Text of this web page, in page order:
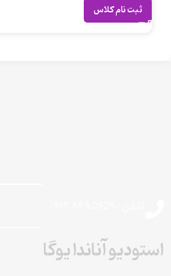
ثبت نام کلاس
استودیو آناندا یوگا